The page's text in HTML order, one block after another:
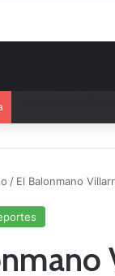
/ El Balonmano